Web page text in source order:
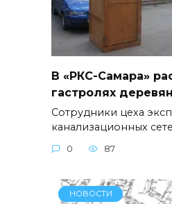
В «РКС-Самара»
гастролях
Сотрудники цеха
канализационных
0 87
НОВОСТИ